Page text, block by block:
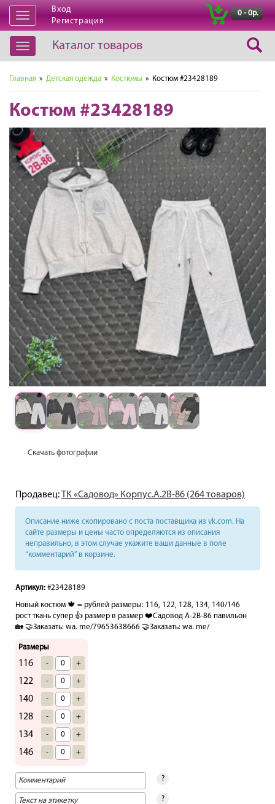
Открыть
навигацию
Вход
Регистрация
0 - 0р.
Открыть
навигацию
Каталог товаров
Главная » Детская одежда » Костюмы » Костюм #23428189
Костюм #23428189
Скачать фотографии
Продавец:ТК «Садовод» Корпус.А.2В-86 (264 товаров)
Описание ниже скопировано с поста поставщика из vk.com. На
сайте размеры и цены часто определяются из описания
неправильно, в этом случае укажите ваши данные в поле
“комментарий” в корзине.
Артикул: #23428189
Новый костюм 🍁 = рублей размеры: 116, 122, 128, 134, 140/146
рост ткань супер 👍 размер в размер ❤️Садовод А-2В-86 павильон
🏡 🤝Заказать: wa. me/79653638666 🤝Заказать: wa. me/
Размеры
116 - +
122 - +
140 - +
128 - +
134 - +
146 - +
?
?